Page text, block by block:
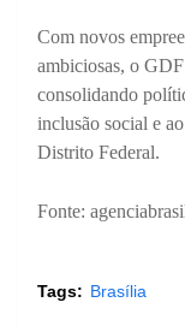
Com novos
ambiciosas, o
consolidando
inclusão social e
Distrito Federal.
Fonte:
Tags: Brasília